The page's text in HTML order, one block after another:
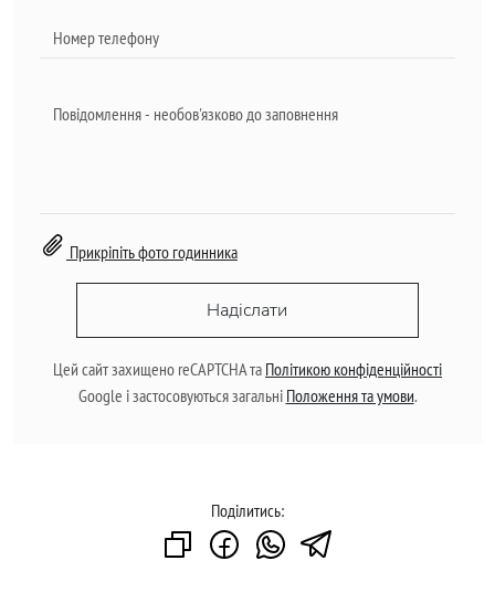
Прикріпіть фото годинника
Надіслати
Цей сайт захищено reCAPTCHA та Політикою конфіденційності
Google і застосовуються загальні Положення та умови.
Поділитись: